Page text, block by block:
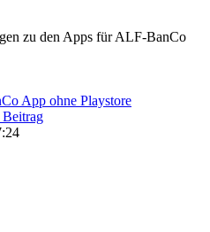
zu den Apps für ALF-BanCo
App ohne Playstore
Beitrag